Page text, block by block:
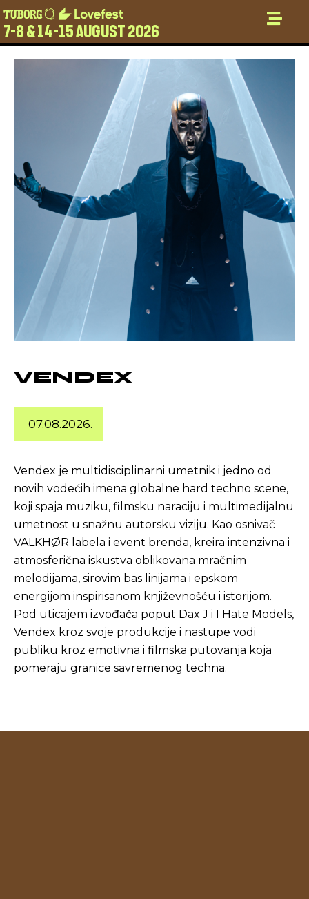
7-8 & 14-15 AUGUST 2026
VENDEX
07.08.2026.
Vendex je multidisciplinarni umetnik i jedno od
novih vodećih imena globalne hard techno scene,
koji spaja muziku, filmsku naraciju i multimedijalnu
umetnost u snažnu autorsku viziju. Kao osnivač
VALKHØR labela i event brenda, kreira intenzivna i
atmosferična iskustva oblikovana mračnim
melodijama, sirovim bas linijama i epskom
energijom inspirisanom književnošću i istorijom.
Pod uticajem izvođača poput Dax J i I Hate Models,
Vendex kroz svoje produkcije i nastupe vodi
publiku kroz emotivna i filmska putovanja koja
pomeraju granice savremenog techna.